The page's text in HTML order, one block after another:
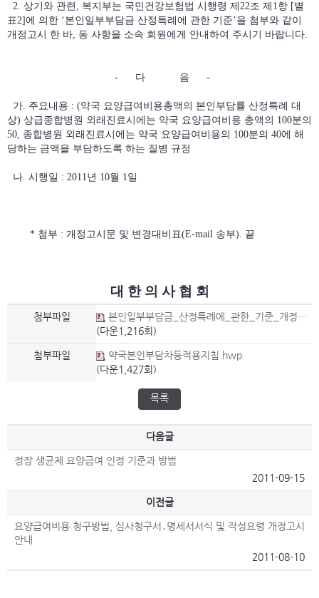
2. 상기와 관련, 복지부는 국민건강보험법 시행령 제22조 제1항 [별
표2]에 의한 ‘본인일부부담금 산정특례에 관한 기준’을 첨부와 같이
개정고시 한 바, 동 사항을 소속 회원에게 안내하여 주시기 바랍니다.
- 다 음 -
가. 주요내용 : (약국 요양급여비용총액의 본인부담률 산정특례 대
상) 상급종합병원 외래진료시에는 약국 요양급여비용 총액의 100분의
50, 종합병원 외래진료시에는 약국 요양급여비용의 100분의 40에 해
당하는 금액을 부담하도록 하는 질병 규정
나. 시행일 : 2011년 10월 1일
* 첨부 : 개정고시문 및 변경대비표(E-mail 송부). 끝
대 한 의 사 협 회
첨부파일
본인일부부담금_산정특례에_관한_기준_개정고시문.hwp
(다운1,216회)
첨부파일
약국본인부담차등적용지침.hwp
(다운1,427회)
목록
다음글
정장 생균제 요양급여 인정 기준과 방법
2011-09-15
이전글
요양급여비용 청구방법, 심사청구서․명세서서식 및 작성요령 개정고시
안내
2011-08-10